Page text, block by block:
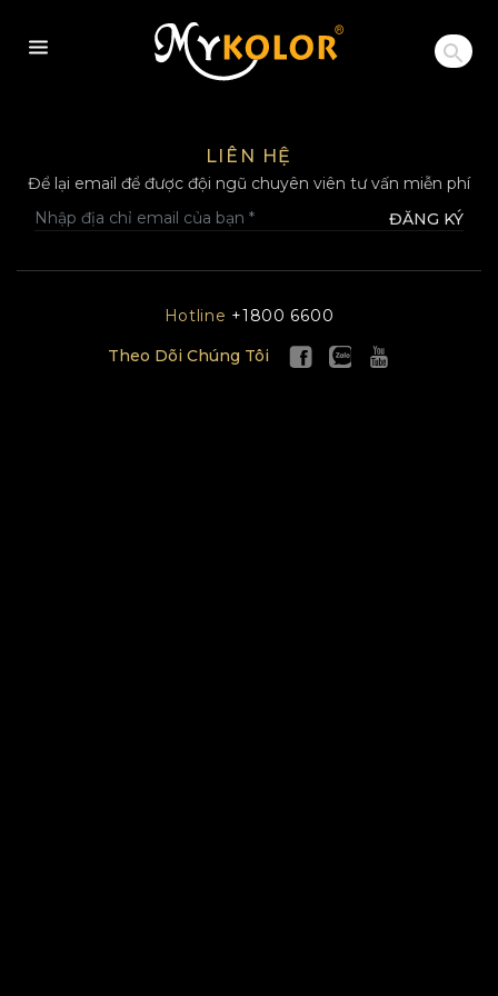
MYKOLOR
LIÊN HỆ
Để lại email để được đội ngũ chuyên viên tư vấn miễn phí
ĐĂNG KÝ
Hotline +1800 6600
Theo Dõi Chúng Tôi